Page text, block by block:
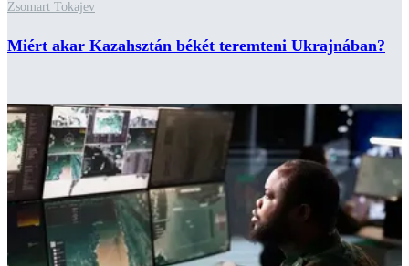
Zsomart Tokajev
Miért akar Kazahsztán békét teremteni Ukrajnában?